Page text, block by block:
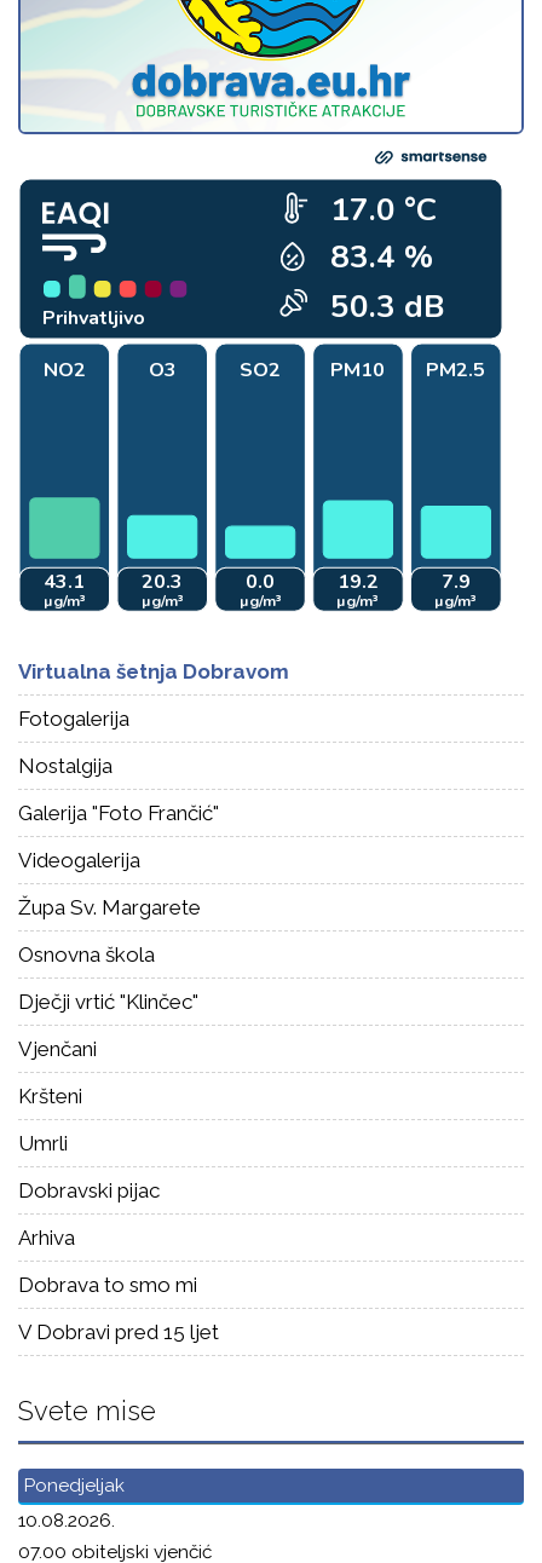
Virtualna šetnja Dobravom
Fotogalerija
Nostalgija
Galerija "Foto Frančić"
Videogalerija
Župa Sv. Margarete
Osnovna škola
Dječji vrtić "Klinčec"
Vjenčani
Kršteni
Umrli
Dobravski pijac
Arhiva
Dobrava to smo mi
V Dobravi pred 15 ljet
Svete mise
Ponedjeljak
10.08.2026.
07.00 obiteljski vjenčić